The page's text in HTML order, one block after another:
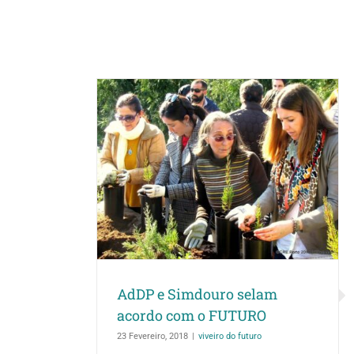
AdDP e Simdouro selam
acordo com o FUTURO
23 Fevereiro, 2018 viveiro do futuro